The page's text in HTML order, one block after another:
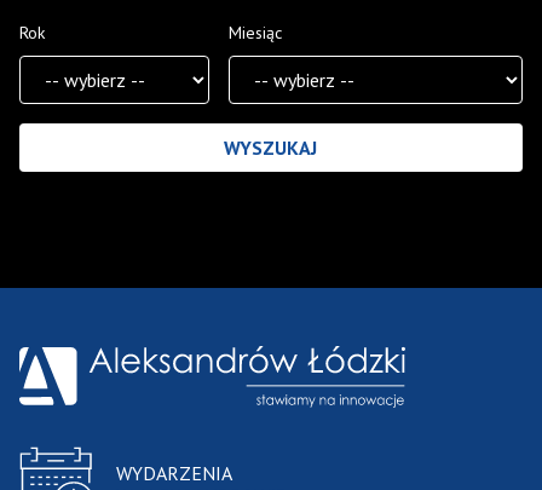
Rok Miesiąc
WYDARZENIA